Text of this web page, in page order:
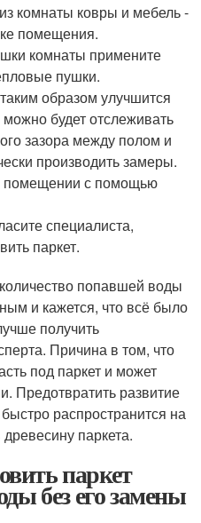
комнаты ковры и мебель -
помещения.
комнаты примените
пушки.
образом улучшится
будет отслеживать
зазора между полом и
производить замеры.
помещении с помощью
специалиста,
паркет.
попавшей воды
и кажется, что всё было
получить
Причина в том, что
под паркет и может
Предотвратить развитие
распространится на
паркета.
паркет
без его замены